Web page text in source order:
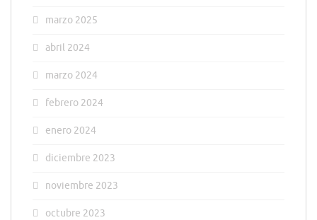
marzo 2025
abril 2024
marzo 2024
febrero 2024
enero 2024
diciembre 2023
noviembre 2023
octubre 2023